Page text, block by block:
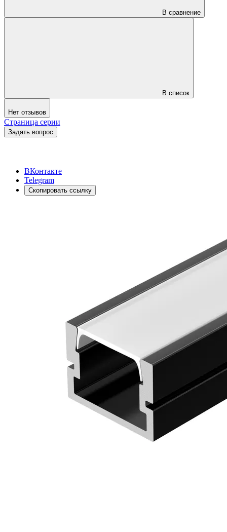
В сравнение
В список
Нет отзывов
Страница серии
Задать вопрос
ВКонтакте
Telegram
Скопировать ссылку